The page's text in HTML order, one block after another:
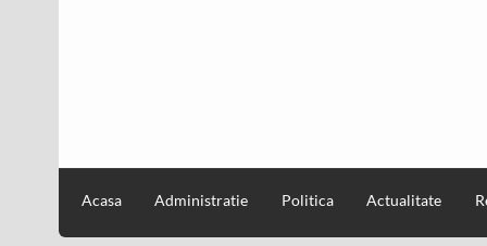
Acasa Administratie Politica Actualitate